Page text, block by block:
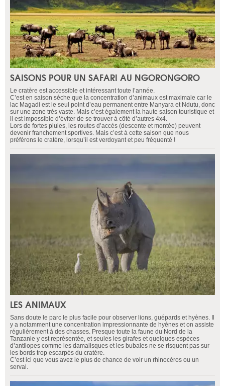
SAISONS POUR UN SAFARI AU NGORONGORO
Le cratère est accessible et intéressant toute l’année.
C’est en saison sèche que la concentration d’animaux est maximale car le
lac Magadi est le seul point d’eau permanent entre Manyara et Ndutu, donc
sur une zone très vaste. Mais c’est également la haute saison touristique et
il est impossible d’éviter de se trouver à côté d’autres 4x4.
Lors de fortes pluies, les routes d’accès (descente et montée) peuvent
devenir franchement sportives. Mais c’est à cette saison que nous
préférons le cratère, lorsqu’il est verdoyant et peu fréquenté !
LES ANIMAUX
Sans doute le parc le plus facile pour observer lions, guépards et hyènes. Il
y a notamment une concentration impressionnante de hyènes et on assiste
régulièrement à des chasses. Presque toute la faune du Nord de la
Tanzanie y est représentée, et seules les girafes et quelques espèces
d’antilopes comme les damalisques et les bubales ne se risquent pas sur
les bords trop escarpés du cratère.
C’est ici que vous avez le plus de chance de voir un rhinocéros ou un
serval.